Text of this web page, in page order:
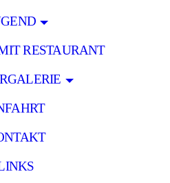
RESTAURANT